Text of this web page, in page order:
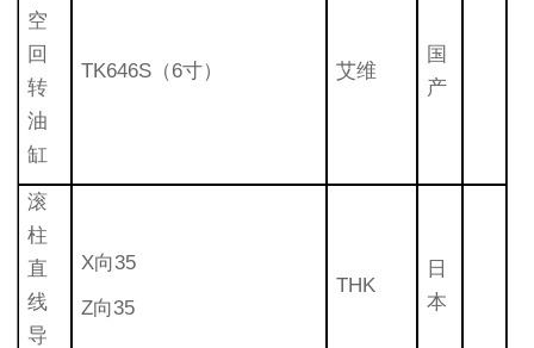
空
回
转
油
缸
TK646S（6寸） 艾维
国
产
滚
柱
直
线
导
X向35
Z向35
THK
日
本